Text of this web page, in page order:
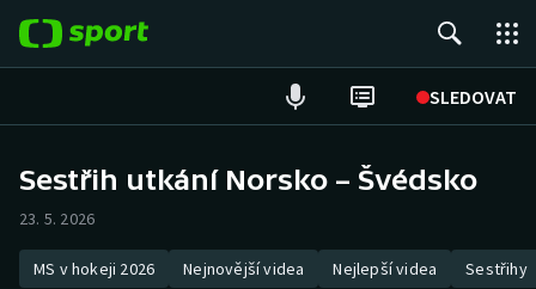
SLEDOVAT
Hokej
Tenis
Sestřih utkání Norsko – Švédsko
23. 5. 2026
MS v hokeji 2026 Nejnovější videa Nejlepší videa Sestřihy